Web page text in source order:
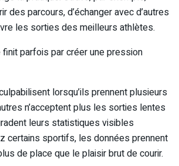
des parcours, d’échanger avec d’autres
les sorties des meilleurs athlètes.
parfois par créer une pression
lorsqu’ils prennent plusieurs
n’acceptent plus les sorties lentes
leurs statistiques visibles
certains sportifs, les données prennent
de place que le plaisir brut de courir.